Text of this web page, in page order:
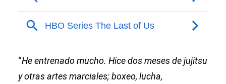
“He entrenado mucho. Hice dos meses de jujitsu
y otras artes marciales; boxeo, lucha,